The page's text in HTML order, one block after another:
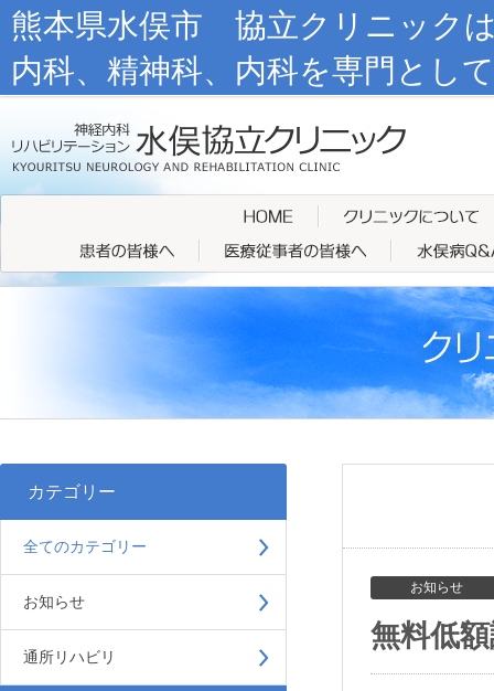
熊本県水俣市 協立クリニック
内科、精神科、内科を専門とし
カテゴリー
全てのカテゴリー
お知らせ
通所リハビリ
お知らせ
無料低